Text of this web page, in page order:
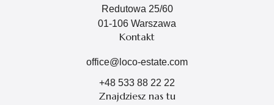
Redutowa 25/60
01-106 Warszawa
Kontakt
office@loco-estate.com
+48 533 88 22 22
Znajdziesz nas tu